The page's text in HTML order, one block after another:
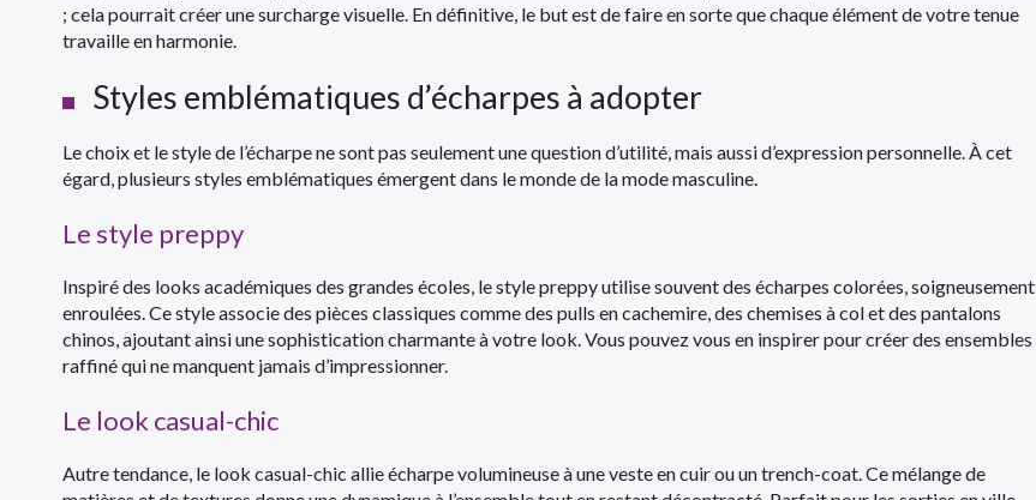
; cela pourrait créer une surcharge visuelle. En définitive, le but est de faire en sorte que chaque élément de votre tenue
travaille en harmonie.
Styles emblématiques d’écharpes à adopter
Le choix et le style de l’écharpe ne sont pas seulement une question d’utilité, mais aussi d’expression personnelle. À cet
égard, plusieurs styles emblématiques émergent dans le monde de la mode masculine.
Le style preppy
Inspiré des looks académiques des grandes écoles, le style preppy utilise souvent des écharpes colorées, soigneusement
enroulées. Ce style associe des pièces classiques comme des pulls en cachemire, des chemises à col et des pantalons
chinos, ajoutant ainsi une sophistication charmante à votre look. Vous pouvez vous en inspirer pour créer des ensembles
raffiné qui ne manquent jamais d’impressionner.
Le look casual-chic
Autre tendance, le look casual-chic allie écharpe volumineuse à une veste en cuir ou un trench-coat. Ce mélange de